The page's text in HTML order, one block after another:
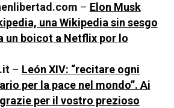
– Elon Musk
una Wikipedia sin sesgo
un boicot a Netflix por lo
– León XIV: “recitare ogni
per la pace nel mondo”. Ai
per il vostro prezioso